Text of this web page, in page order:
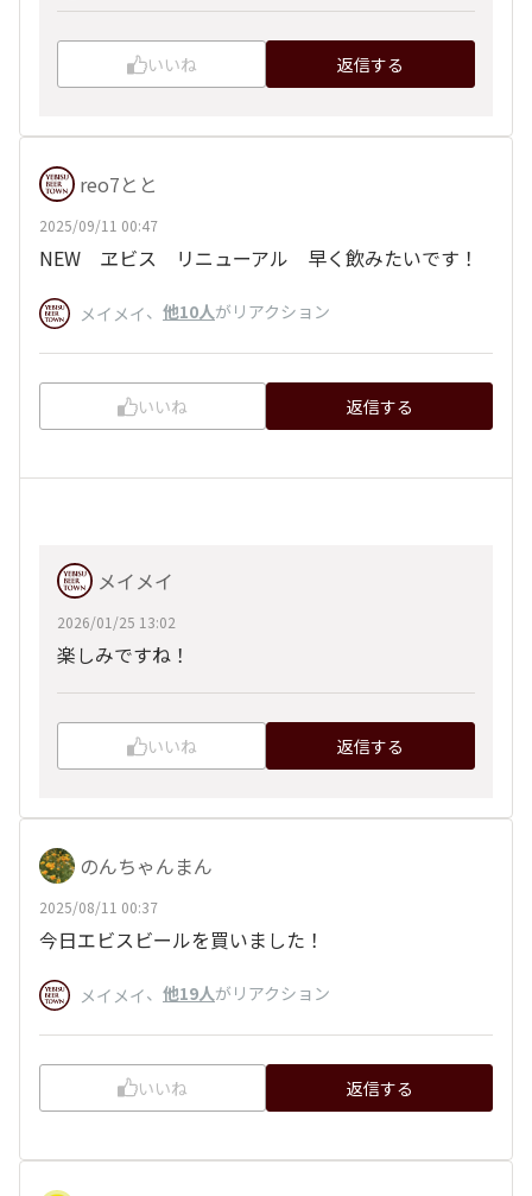
いいね 返信する
reo7とと
2025/09/11 00:47
NEW ヱビス リニューアル 早く飲みたいです！
メイメイ、 他10人がリアクション
いいね 返信する
メイメイ
2026/01/25 13:02
楽しみですね！
いいね 返信する
のんちゃんまん
2025/08/11 00:37
今日エビスビールを買いました！
メイメイ、 他19人がリアクション
いいね 返信する